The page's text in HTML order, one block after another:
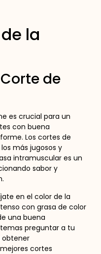
la
de
es crucial para un
con buena
Los cortes de
más jugosos y
intramuscular es un
sabor y
en el color de la
con grasa de color
una buena
preguntar a tu
obtener
cortes